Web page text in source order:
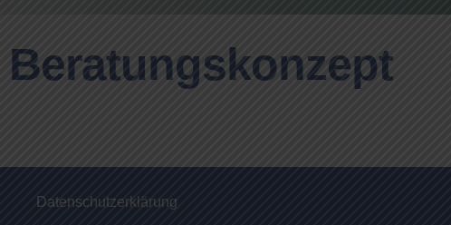
Beratungskonzept
Datenschutzerklärung